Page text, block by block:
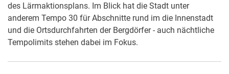
des Lärmaktionsplans. Im Blick hat die Stadt unter
anderem Tempo 30 für Abschnitte rund im die Innenstadt
und die Ortsdurchfahrten der Bergdörfer - auch nächtliche
Tempolimits stehen dabei im Fokus.